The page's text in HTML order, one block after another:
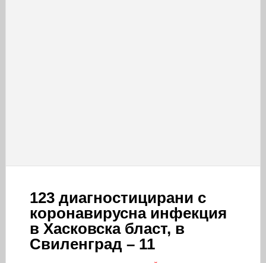
123 диагностицирани с
коронавирусна инфекция
в Хасковска бласт, в
Свиленград – 11